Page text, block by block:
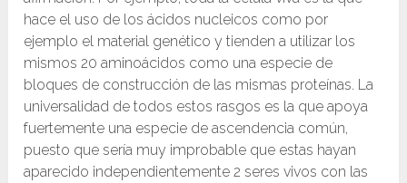
hace el uso de los ácidos nucleicos como por
ejemplo el material genético y tienden a utilizar los
mismos 20 aminoácidos como una especie de
bloques de construcción de las mismas proteínas. La
universalidad de todos estos rasgos es la que apoya
fuertemente una especie de ascendencia común,
puesto que sería muy improbable que estas hayan
aparecido independientemente 2 seres vivos con las